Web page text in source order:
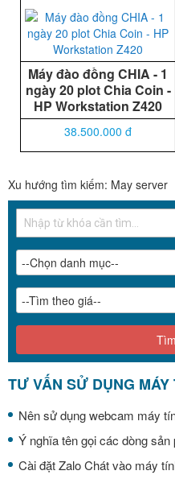
Máy đào đồng CHIA - 1
ngày 20 plot Chia Coin -
HP Workstation Z420
38.500.000 đ
Xu hướng tìm kiếm: May server
TƯ VẤN SỬ DỤNG MÁY
Nên sử dụng webcam máy
Ý nghĩa tên gọi các dòng
Cài đặt Zalo Chát vào máy